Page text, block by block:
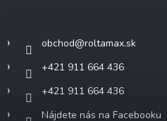
obchod@roltamax.sk
+421 911 664 436
+421 911 664 436
Nájdete nás na Facebooku